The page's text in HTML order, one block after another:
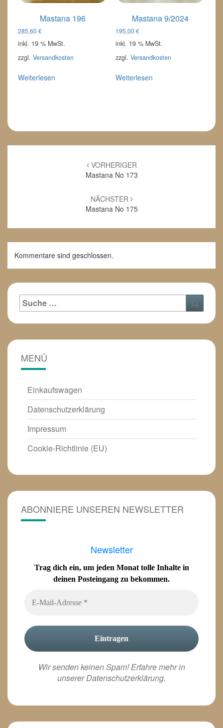
Mastana 196
285,60 €
inkl. 19 % MwSt.
zzgl. Versandkosten
Weiterlesen
Mastana 9/2024
195,00 €
inkl. 19 % MwSt.
zzgl. Versandkosten
Weiterlesen
VORHERIGER
Mastana No 173
NÄCHSTER
Mastana No 175
Kommentare sind geschlossen.
Suche
nach:
MENÜ
Einkaufswagen
Datenschutzerklärung
Impressum
Cookie-Richtlinie (EU)
ABONNIERE UNSEREN NEWSLETTER
Newsletter
Trag dich ein, um jeden Monat tolle Inhalte in
deinen Posteingang zu bekommen.
Wir senden keinen Spam! Erfahre mehr in
unsererDatenschutzerklärung.